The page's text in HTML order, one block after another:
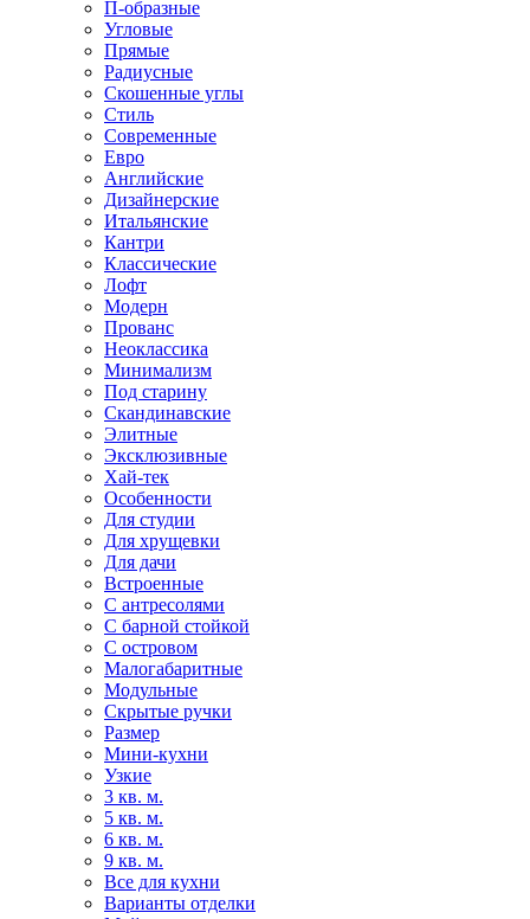
П-образные
Угловые
Прямые
Радиусные
Скошенные углы
Стиль
Современные
Евро
Английские
Дизайнерские
Итальянские
Кантри
Классические
Лофт
Модерн
Прованс
Неоклассика
Минимализм
Под старину
Скандинавские
Элитные
Эксклюзивные
Хай-тек
Особенности
Для студии
Для хрущевки
Для дачи
Встроенные
С антресолями
С барной стойкой
С островом
Малогабаритные
Модульные
Скрытые ручки
Размер
Мини-кухни
Узкие
3 кв. м.
5 кв. м.
6 кв. м.
9 кв. м.
Все для кухни
Варианты отделки